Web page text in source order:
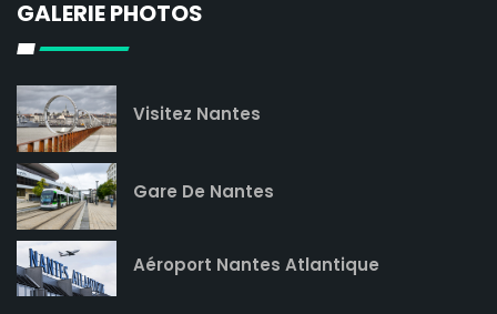
GALERIE PHOTOS
Visitez Nantes
Gare De Nantes
Aéroport Nantes Atlantique